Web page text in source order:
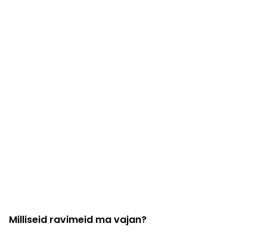
Milliseid ravimeid ma vajan?